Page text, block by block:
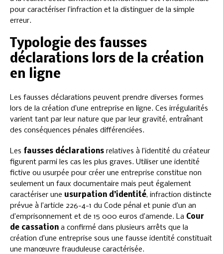
pour caractériser l’infraction et la distinguer de la simple
erreur.
Typologie des fausses
déclarations lors de la création
en ligne
Les fausses déclarations peuvent prendre diverses formes
lors de la création d’une entreprise en ligne. Ces irrégularités
varient tant par leur nature que par leur gravité, entraînant
des conséquences pénales différenciées.
Les fausses déclarations relatives à l’identité du créateur
figurent parmi les cas les plus graves. Utiliser une identité
fictive ou usurpée pour créer une entreprise constitue non
seulement un faux documentaire mais peut également
caractériser une usurpation d’identité, infraction distincte
prévue à l’article 226-4-1 du Code pénal et punie d’un an
d’emprisonnement et de 15 000 euros d’amende. La Cour
de cassation a confirmé dans plusieurs arrêts que la
création d’une entreprise sous une fausse identité constituait
une manœuvre frauduleuse caractérisée.